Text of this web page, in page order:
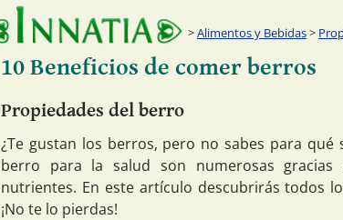
Alimentos y Bebidas>
10 Beneficios de comer berros
Propiedades del berro
¿Te gustan los berros, pero no sabes para qué
berro para la salud son numerosas
nutrientes. En este artículo descubrirás todos
¡No te lo pierdas!